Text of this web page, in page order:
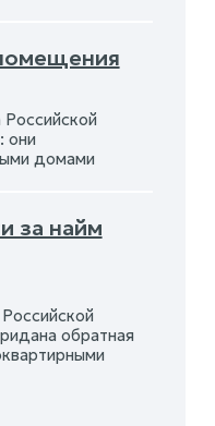
они
домами
за найм
обратная